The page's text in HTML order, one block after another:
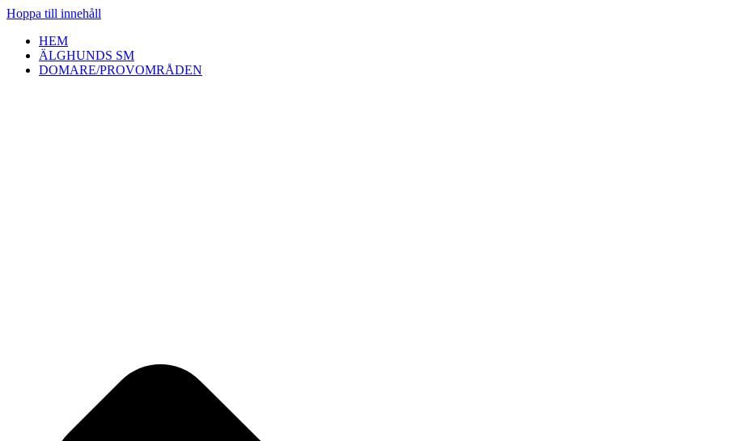
Hoppa till innehåll
HEM
ÄLGHUNDS SM
DOMARE/PROVOMRÅDEN